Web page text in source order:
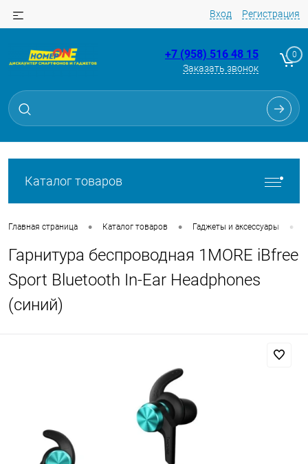
Вход Регистрация
+7 (958) 516 48 15
Заказать звонок
0
Каталог товаров
Главная страница • Каталог товаров • Гаджеты и аксессуары •
Гарнитура беспроводная 1MORE iBfree
Sport Bluetooth In-Ear Headphones
(синий)
Для клиентов всех банков
Разбейте
без переплат
Сегодня
Добавляйте товары
Оплачивайте сегодня только
% картой любого банка
Получайте товар